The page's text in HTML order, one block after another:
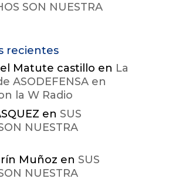
SON NUESTRA
recientes
Matute castillo en La
ASODEFENSA en
la W Radio
en SUS
NUESTRA
Muñoz en SUS
NUESTRA